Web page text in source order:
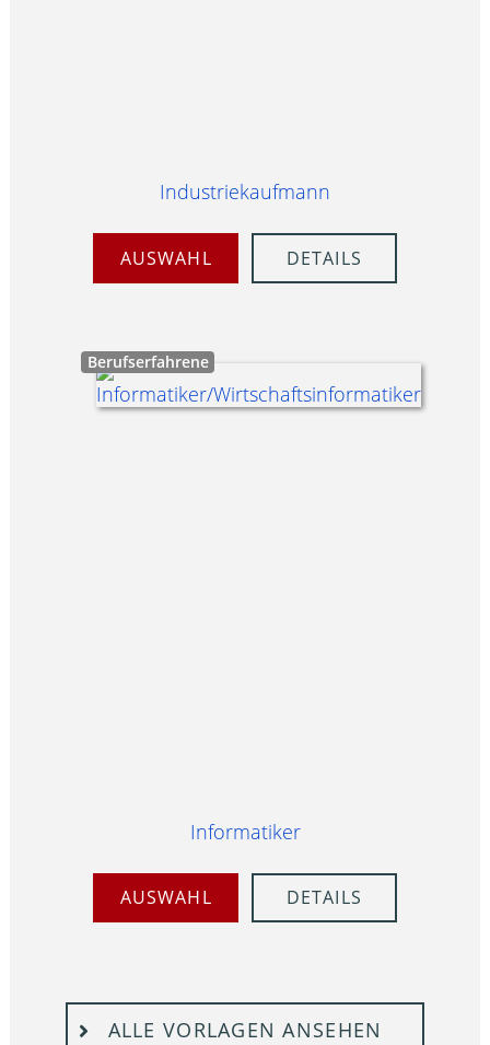
Industriekaufmann
AUSWAHL DETAILS
Berufserfahrene
Informatiker
AUSWAHL DETAILS
ALLE VORLAGEN ANSEHEN